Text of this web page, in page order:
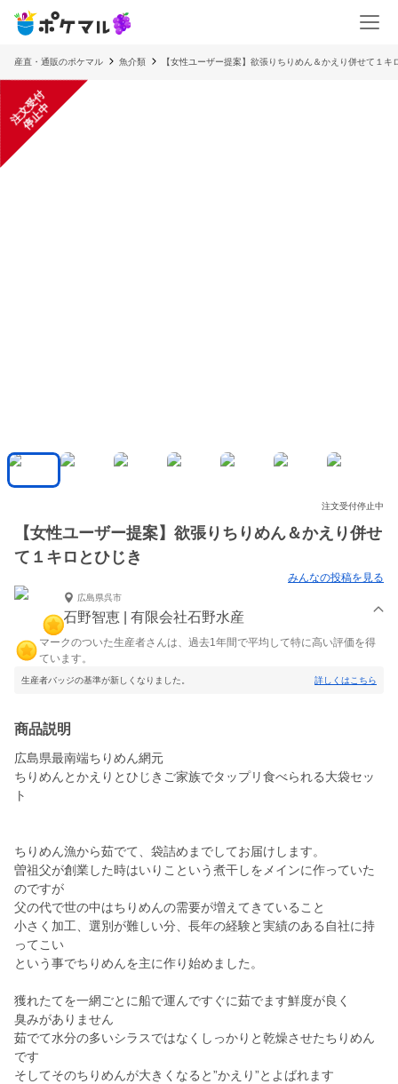
産直・通販のポケマル 魚介類 【女性ユーザー提案】欲張りちりめん＆かえり併せて１キ
注
文
受
付
停
止
中
注文受付停止中
【女性ユーザー提案】欲張りちりめん＆かえり併せ
て１キロとひじき
みんなの投稿を見る
広島県呉市
石野智恵 | 有限会社石野水産
マークのついた生産者さんは、過去1年間で平均して特に高い評価を得
ています。
生産者バッジの基準が新しくなりました。 詳しくはこちら
商品説明
広島県最南端ちりめん網元
ちりめんとかえりとひじきご家族でタップリ食べられる大袋セッ
ト
ちりめん漁から茹でて、袋詰めまでしてお届けします。
曽祖父が創業した時はいりこという煮干しをメインに作っていた
のですが
父の代で世の中はちりめんの需要が増えてきていること
小さく加工、選別が難しい分、長年の経験と実績のある自社に持
ってこい
という事でちりめんを主に作り始めました。
獲れたてを一網ごとに船で運んですぐに茹でます鮮度が良く
臭みがありません
茹でて水分の多いシラスではなくしっかりと乾燥させたちりめん
です
そしてそのちりめんが大きくなると”かえり”とよばれます